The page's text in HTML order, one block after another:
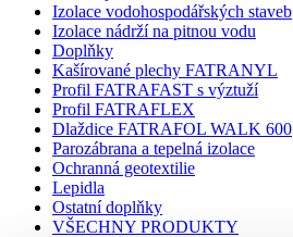
Izolace vodohospodářských staveb
Izolace nádrží na pitnou vodu
Doplňky
Kašírované plechy FATRANYL
Profil FATRAFAST s výztuží
Profil FATRAFLEX
Dlaždice FATRAFOL WALK 600
Parozábrana a tepelná izolace
Ochranná geotextilie
Lepidla
Ostatní doplňky
VŠECHNY PRODUKTY